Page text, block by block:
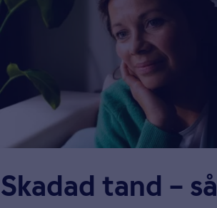
Skadad tand – så